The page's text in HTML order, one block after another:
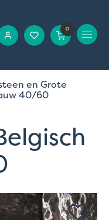
0
en Grote
40/60